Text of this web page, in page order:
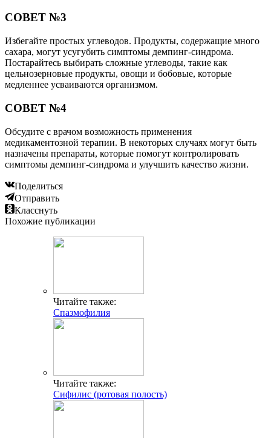
СОВЕТ №3
Избегайте простых углеводов. Продукты, содержащие много
сахара, могут усугубить симптомы демпинг-синдрома.
Постарайтесь выбирать сложные углеводы, такие как
цельнозерновые продукты, овощи и бобовые, которые
медленнее усваиваются организмом.
СОВЕТ №4
Обсудите с врачом возможность применения
медикаментозной терапии. В некоторых случаях могут быть
назначены препараты, которые помогут контролировать
симптомы демпинг-синдрома и улучшить качество жизни.
Поделиться
Отправить
Класснуть
Похожие публикации
Читайте также:
Спазмофилия
Читайте также:
Сифилис (ротовая полость)